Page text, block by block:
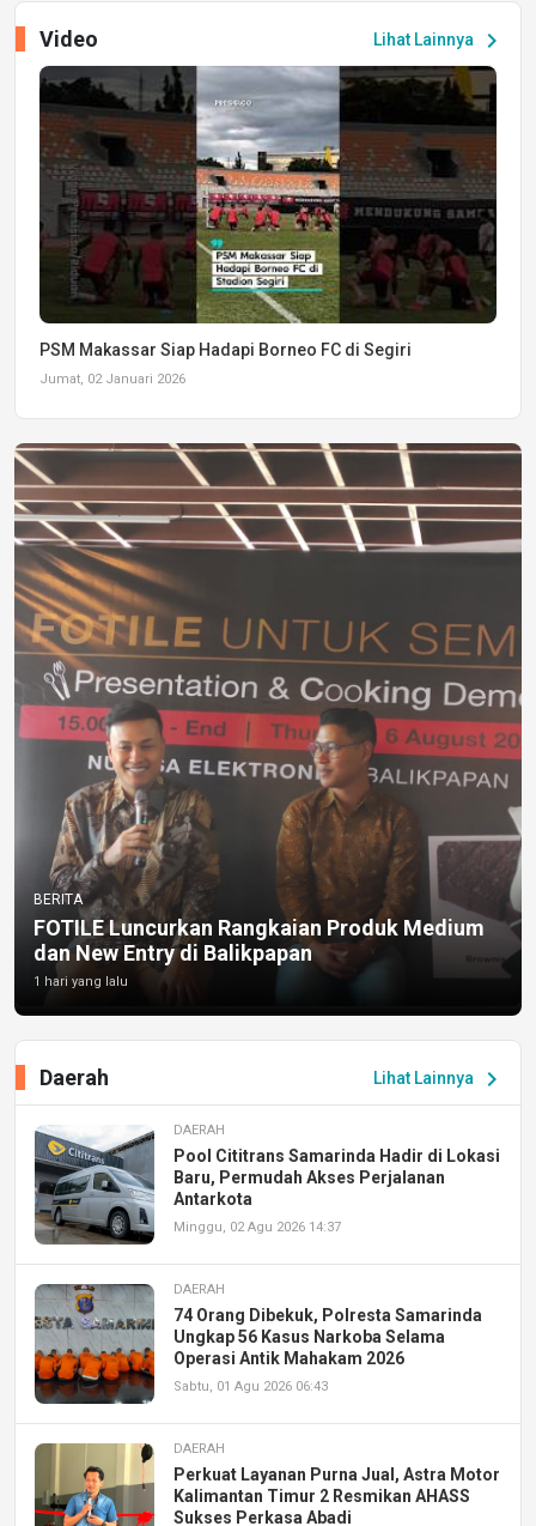
Lihat Lainnya chevron_right
Video
PSM Makassar Siap Hadapi Borneo FC di Segiri
Jumat, 02 Januari 2026
BERITA
FOTILE Luncurkan Rangkaian Produk Medium
dan New Entry di Balikpapan
1 hari yang lalu
Lihat Lainnya chevron_right
Daerah
DAERAH
Pool Cititrans Samarinda Hadir di Lokasi
Baru, Permudah Akses Perjalanan
Antarkota
Minggu, 02 Agu 2026 14:37
DAERAH
74 Orang Dibekuk, Polresta Samarinda
Ungkap 56 Kasus Narkoba Selama
Operasi Antik Mahakam 2026
Sabtu, 01 Agu 2026 06:43
DAERAH
Perkuat Layanan Purna Jual, Astra Motor
Kalimantan Timur 2 Resmikan AHASS
Sukses Perkasa Abadi